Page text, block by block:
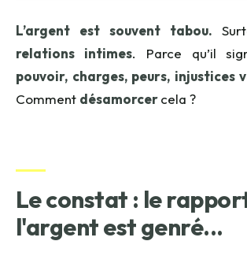
L’argent est souvent tabou.
relations intimes. Parce qu’il
pouvoir, charges, peurs, injustices
Comment désamorcercela ?
Le constat : le
l'argent est genré...